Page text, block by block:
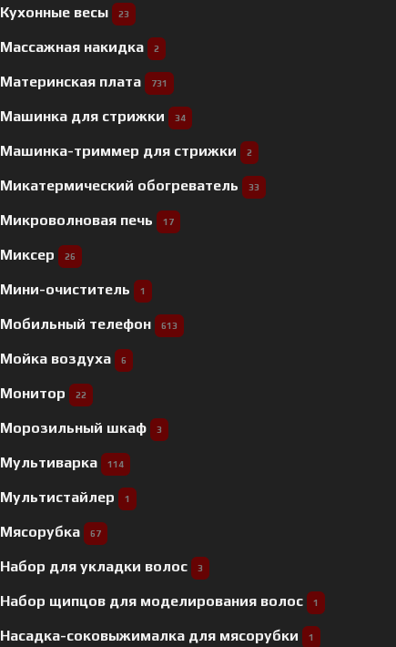
Кухонные весы 23
Массажная накидка 2
Материнская плата 731
Машинка для стрижки 34
Машинка-триммер для стрижки 2
Микатермический обогреватель 33
Микроволновая печь 17
Миксер 26
Мини-очиститель 1
Мобильный телефон 613
Мойка воздуха 6
Монитор 22
Морозильный шкаф 3
Мультиварка 114
Мультистайлер 1
Мясорубка 67
Набор для укладки волос 3
Набор щипцов для моделирования волос 1
Насадка-соковыжималка для мясорубки 1